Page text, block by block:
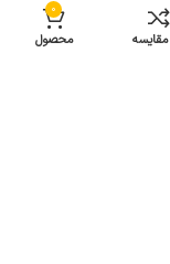
مقایسه
0
محصول